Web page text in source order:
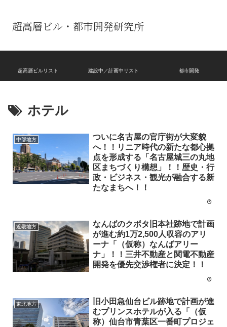
超高層ビル・都市開発研究所
超高層ビルリスト 建設中／計画中リスト 都市開発
ホテル
中部地方
ついに名古屋の官庁街が大変貌
へ！！リニア時代の新たな都心拠
点を形成する「名古屋城三の丸地
区まちづくり構想」！！歴史・行
政・ビジネス・観光が融合する新
たなまちへ！！
近畿地方
なんばのクボタ旧本社跡地で計画
が進む約1万2,500人収容のアリ
ーナ「（仮称）なんばアリー
ナ」！！三井不動産と関電不動産
開発を優先交渉権者に決定！！
東北地方
旧小田急仙台ビル跡地で計画が進
むプリンスホテルが入る「（仮
称）仙台市青葉区一番町プロジェ